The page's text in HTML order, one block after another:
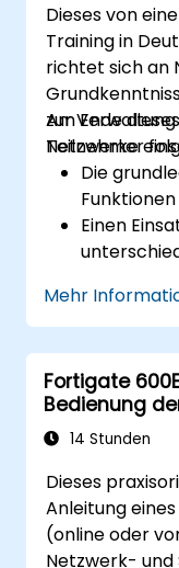
Dieses von
Training in
richtet sich an
zur
Netzwerke
Am Ende
Teilnehmer
Die
Einen
Praktische
Mehr
Fortigate
Bedienung
14 Stunden
Dieses
Anleitung
(online oder
Netzwerk-